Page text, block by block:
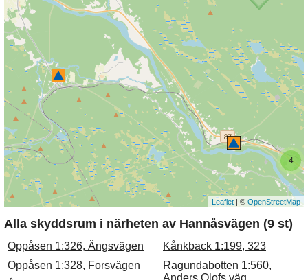
4
Leaflet | © OpenStreetMap
Alla skyddsrum i närheten av Hannåsvägen (9 st)
Oppåsen 1:326, Ängsvägen
Oppåsen 1:328, Forsvägen
Kånkback 1:199, 323
Ragundabotten 1:560,